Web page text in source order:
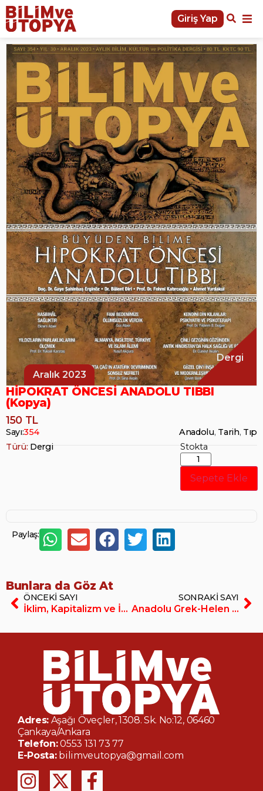
Giriş Yap
Aralık 2023
Dergi
HİPOKRAT ÖNCESİ ANADOLU TIBBI
(Kopya)
150 TL
Sayı:354 Anadolu, Tarih, Tıp
Türü: Dergi Stokta
Sepete Ekle
Paylaş:
Bunlara da Göz At
ÖNCEKI SAYI
İklim, Kapitalizm ve İnsan
SONRAKI SAYI
Anadolu Grek-Helen Yurdu muydu (Kopya)
Adres: Aşağı Öveçler, 1308. Sk. No:12, 06460
Çankaya/Ankara
Telefon:0553 131 73 77
E-Posta: bilimveutopya@gmail.com